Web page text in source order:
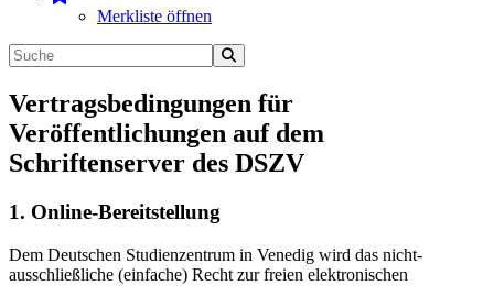
Merkliste öffnen
Vertragsbedingungen für
Veröffentlichungen auf dem
Schriftenserver des DSZV
1. Online-Bereitstellung
Dem Deutschen Studienzentrum in Venedig wird das nicht-
ausschließliche (einfache) Recht zur freien elektronischen